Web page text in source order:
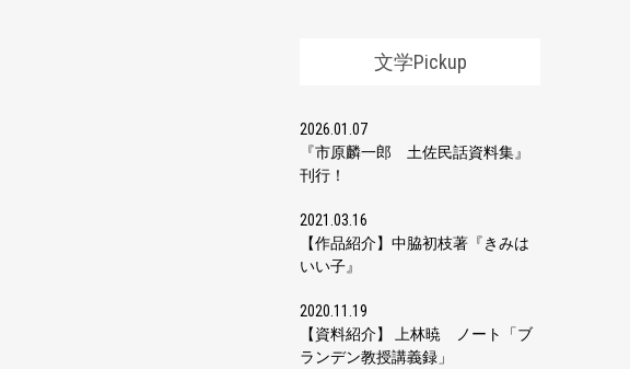
文学Pickup
2026.01.07
『市原麟一郎 土佐民話資料集』
刊行！
2021.03.16
【作品紹介】中脇初枝著『きみは
いい子』
2020.11.19
【資料紹介】 上林暁 ノート「ブ
ランデン教授講義録」